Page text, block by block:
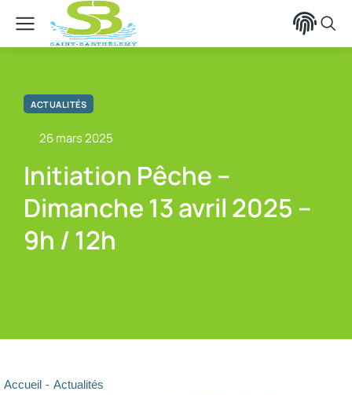
principal
ACTUALITÉS
26 mars 2025
Initiation Pêche –
Dimanche 13 avril 2025 –
9h / 12h
Vous êtes ici :
Accueil
Actualités